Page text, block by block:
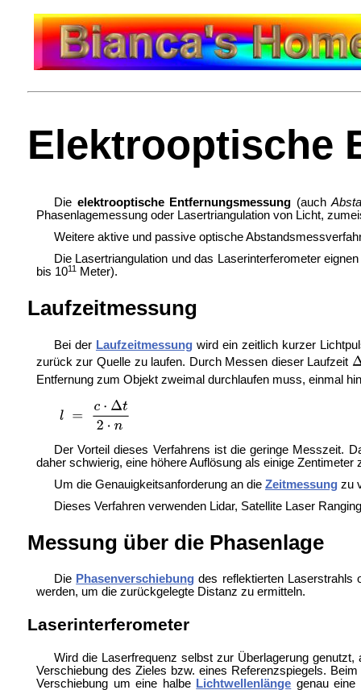
Elektrooptische
Die elektrooptische Entfernungsmessung (auch
Phasenlagemessung oder Lasertriangulation von Licht,
Weitere aktive und passive optische
Die Lasertriangulation und das Laserinterferometer
bis 1011Meter).
Laufzeitmessung
Bei der Laufzeitmessungwird ein zeitlich kurzer
zurück zur Quelle zu laufen. Durch Messen dieser Laufzeit
Entfernung zum Objekt zweimal durchlaufen muss, einmal
Der Vorteil dieses Verfahrens ist die geringe Messzeit.
daher schwierig, eine höhere Auflösung als einige Zentimeter
Um die Genauigkeitsanforderung an die Zeitmessungzu
Dieses Verfahren verwenden Lidar, Satellite Laser
Messung über die Phasenlage
Die Phasenverschiebung des reflektierten Laserstrahls
werden, um die zurückgelegte Distanz zu ermitteln.
Laserinterferometer
Wird die Laserfrequenz selbst zur Überlagerung
Verschiebung des Zieles bzw. eines Referenzspiegels.
Verschiebung um eine halbe Lichtwellenlänge genau